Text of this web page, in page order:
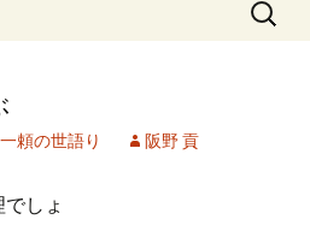
索:
頼の世語り 阪野 貢
しょ